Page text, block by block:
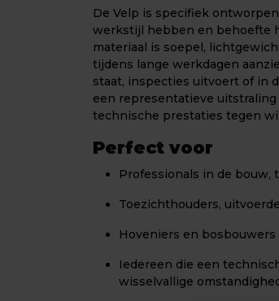
De Velp is specifiek
werkstijl hebben en behoefte
materiaal is soepel,
tijdens lange werkdagen
staat, inspecties uitvoert of in
een representatieve
technische prestaties tegen
Perfect voor
Professionals in de
Toezichthouders,
Hoveniers en
Iedereen die een
wisselvallige